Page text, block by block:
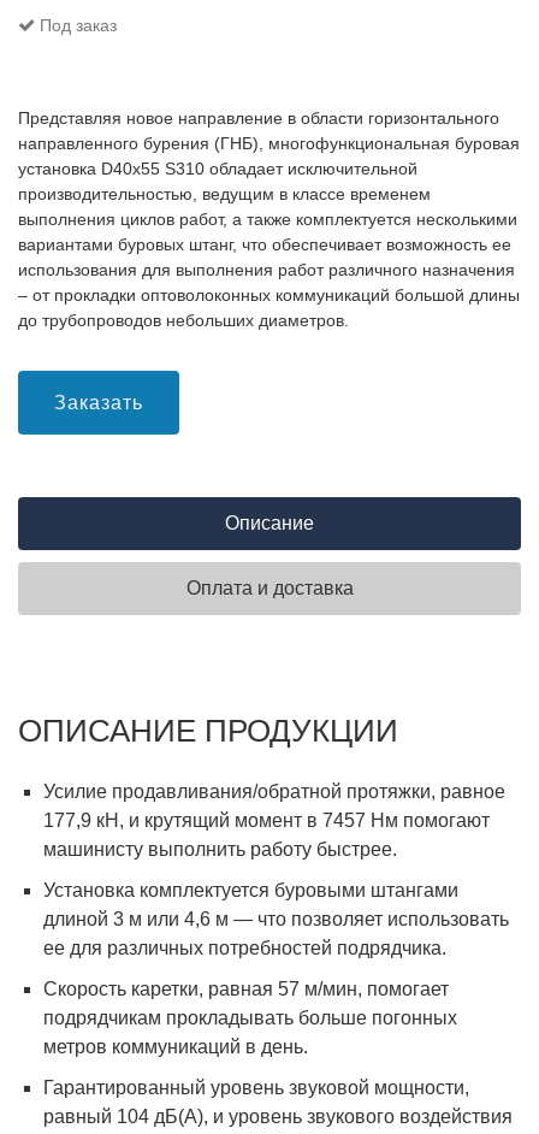
Под заказ
Представляя новое направление в области горизонтального
направленного бурения (ГНБ), многофункциональная буровая
установка D40x55 S310 обладает исключительной
производительностью, ведущим в классе временем
выполнения циклов работ, а также комплектуется несколькими
вариантами буровых штанг, что обеспечивает возможность ее
использования для выполнения работ различного назначения
– от прокладки оптоволоконных коммуникаций большой длины
до трубопроводов небольших диаметров.
Заказать
Описание
Оплата и доставка
ОПИСАНИЕ ПРОДУКЦИИ
Усилие продавливания/обратной протяжки, равное
177,9 кН, и крутящий момент в 7457 Нм помогают
машинисту выполнить работу быстрее.
Установка комплектуется буровыми штангами
длиной 3 м или 4,6 м — что позволяет использовать
ее для различных потребностей подрядчика.
Скорость каретки, равная 57 м/мин, помогает
подрядчикам прокладывать больше погонных
метров коммуникаций в день.
Гарантированный уровень звуковой мощности,
равный 104 дБ(А), и уровень звукового воздействия